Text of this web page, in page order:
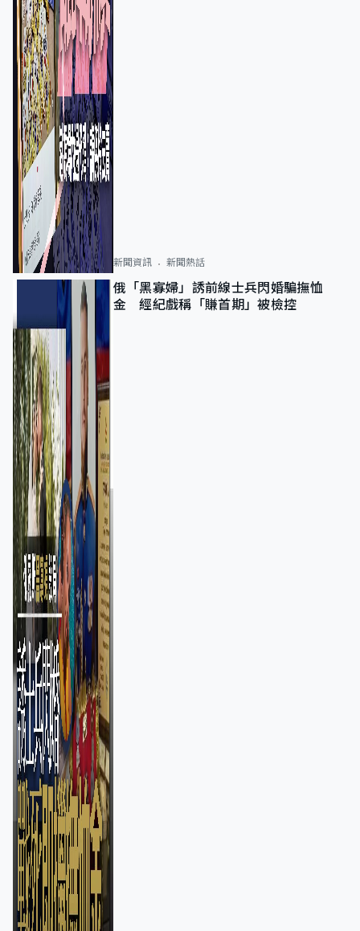
新聞資訊 新聞熱話
俄「黑寡婦」誘前線士兵閃婚騙撫恤
金 經紀戲稱「賺首期」被檢控